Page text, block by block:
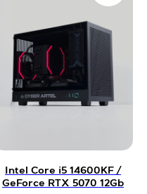
Intel Core i5 14600KF /
GeForce RTX 5070 12Gb